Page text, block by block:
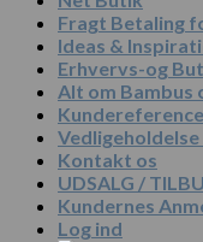
Fragt Betaling
Ideas &
Erhvervs-og
Alt om Bambus
Kontakt os
UDSALG /
Kundernes
Log ind